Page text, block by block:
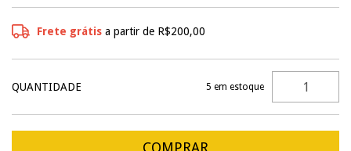
Frete grátis a partir de R$200,00
QUANTIDADE 5 em estoque